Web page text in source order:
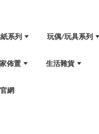
系列 玩偶/玩具系列
佈置 生活雜貨
網